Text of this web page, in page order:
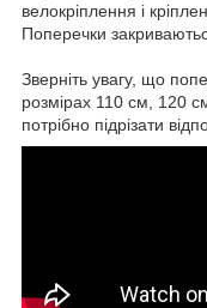
велокріплення і
Поперечки
Зверніть увагу, що
розмірах 110 см, 120
потрібно підрізати